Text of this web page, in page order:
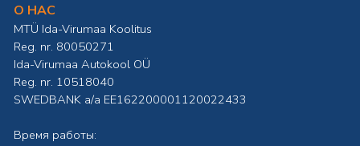
О НАС
MTÜ Ida-Virumaa Koolitus
Reg. nr. 80050271
Ida-Virumaa Autokool OÜ
Reg. nr. 10518040
SWEDBANK а/а EE162200001120022433
Время работы: